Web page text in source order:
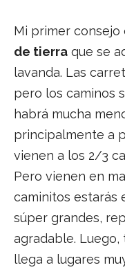
Mi primer consejo
de tierra que se
lavanda. Las
pero los caminos
habrá mucha
principalmente a
vienen a los 2/3
Pero vienen en
caminitos estarás
súper grandes,
agradable.
llega a lugares